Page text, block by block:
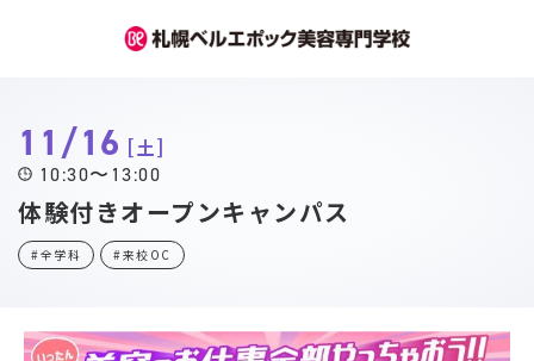
11/16 土
10:30〜13:00
体験付きオープンキャンパス
#全学科 #来校OC